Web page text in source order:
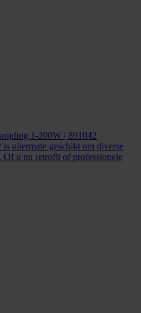
1-200W | 891042
uitermate geschikt om diverse
Of u nu retrofit of professionele